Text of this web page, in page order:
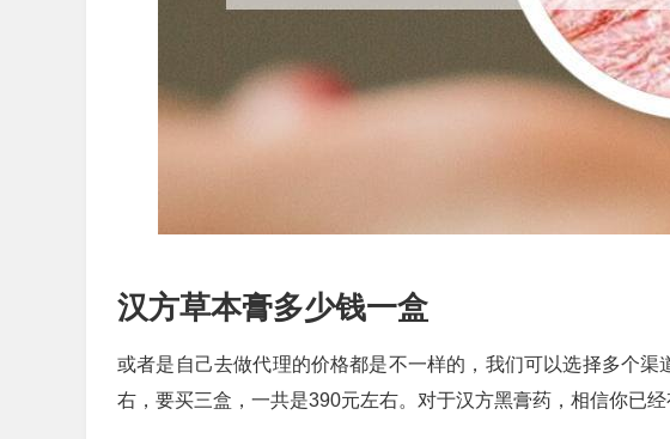
汉方草本膏多少钱一盒
或者是自己去做代理的价格都是不一样的，我们可以选择多个
右，要买三盒，一共是390元左右。对于汉方黑膏药，相信你已经